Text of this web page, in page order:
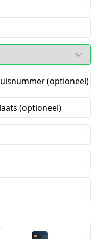
(optioneel)
(optioneel)